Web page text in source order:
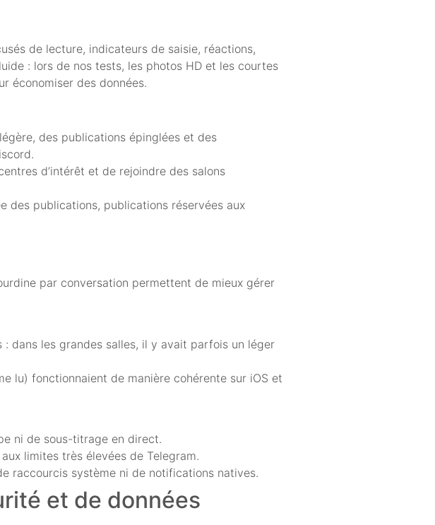
de lecture, indicateurs de saisie, réactions,
: lors de nos tests, les photos HD et les courtes
économiser des données.
des publications épinglées et des
d’intérêt et de rejoindre des salons
des publications, publications réservées aux
par conversation permettent de mieux gérer
dans les grandes salles, il y avait parfois un léger
lu) fonctionnaient de manière cohérente sur iOS et
ni de sous-titrage en direct.
limites très élevées de Telegram.
raccourcis système ni de notifications natives.
et de données